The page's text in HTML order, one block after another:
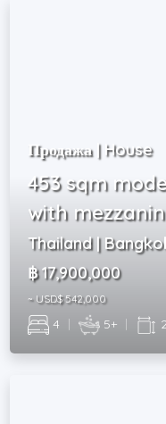
Продажа | House
453 sqm
with
Thailand |
฿ 17,900,000
~ USD$ 542,000
4 | 5+ |